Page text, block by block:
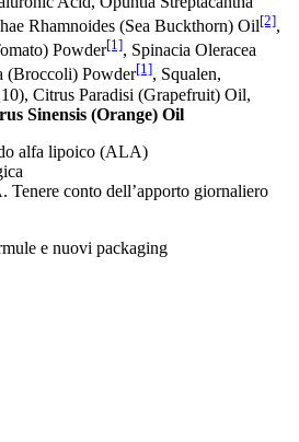
Rhamnoides (Sea Buckthorn) Oil[2],
Powder[1], Spinacia Oleracea
(Broccoli) Powder[1], Squalen,
Citrus Paradisi (Grapefruit) Oil,
Sinensis (Orange) Oil
alfa lipoico (ALA)
Tenere conto dell’apporto giornaliero
e nuovi packaging